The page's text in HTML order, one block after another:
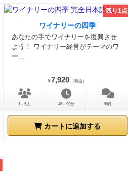
残り1点
ワイナリーの四季
あなたの手でワイナリーを復興させ
よう！ ワイナリー経営がテーマのワ
ー...
¥ 7,920 （税込）
1～6人 45～90分 90件
カートに追加する